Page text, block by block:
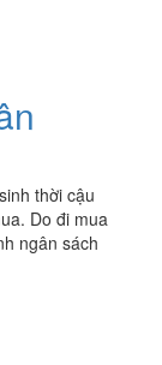
thời cậu
Do đi mua
ngân sách